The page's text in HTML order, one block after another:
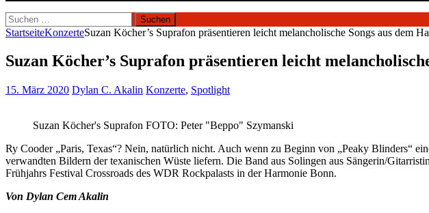
Suchen
nach:
StartseiteKonzerteSuzan Köcher’s Suprafon präsentieren leicht melancholische Songs aus dem
Suzan Köcher’s Suprafon präsentieren leicht
15. März 2020 Dylan C. Akalin Konzerte, Spotlight
Suzan Köcher's Suprafon FOTO: Peter "Beppo" Szymanski
Ry Cooder „Paris, Texas“? Nein, natürlich nicht. Auch wenn zu Beginn von „Peaky Blinders“
verwandten Bildern der texanischen Wüste liefern. Die Band aus Solingen aus Sängerin/Gitarristin
Frühjahrs Festival Crossroads des WDR Rockpalasts in der Harmonie Bonn.
Von Dylan Cem Akalin